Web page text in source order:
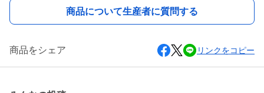
商品について生産者に質問する
商品をシェア リンクをコピー